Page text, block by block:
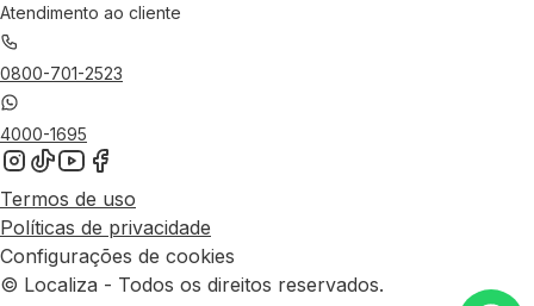
Atendimento ao cliente
0800-701-2523
4000-1695
Termos de uso
Políticas de privacidade
Configurações de cookies
© Localiza - Todos os direitos reservados.